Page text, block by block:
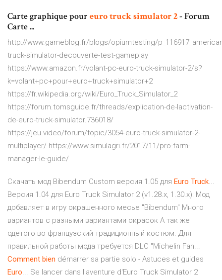
Carte graphique pour eurotrucksimulator2- Forum
Carte ...
http://www.gameblog.fr/blogs/opiumtesting/
truck-simulator-decouverte-test-gameplay
https://www.amazon.fr/volant-pc-euro-truck-simulator-2/s?
k=volant+pc+pour+euro+truck+simulator+2
https://fr.wikipedia.org/wiki/Euro_Truck_Simulator_2
https://forum.tomsguide.fr/threads/explication-de-lactivation-
de-euro-truck-simulator.736018/
https://jeu.video/forum/topic/3054-euro-truck-simulator-2-
multiplayer/ https://www.simulagri.fr/2017/11/pro-farm-
manager-le-guide/
Скачать мод Bibendum Custom версия 1.05 для Euro Truck...
Версия 1.04 для Euro Truck Simulator 2 (v1.28.x, 1.30.x): Мод
добавляет в игру окрашенного месье "Bibendum" Много
вариантов с разными вариантами окрасок А так же
одетого во французский традиционный костюм. Для
правильной работы мода требуется DLC "Michelin Fan...
Comment bien démarrer sa partie solo - Astuces et guides
Euro... Se lancer dans l'aventure d'Euro Truck Simulator 2